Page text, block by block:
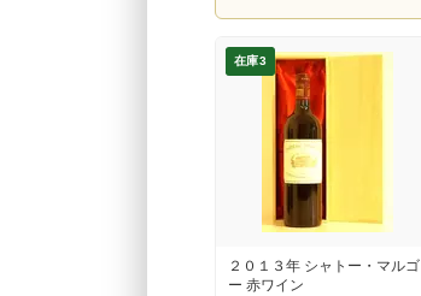
在庫3
２０１３年 シャトー・マルゴ
ー 赤ワイン